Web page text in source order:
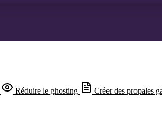
Réduire le ghosting
Créer des propales